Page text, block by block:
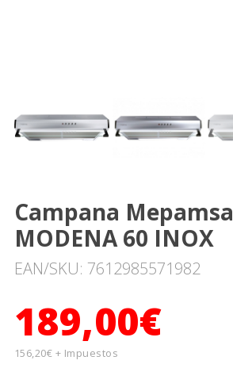
Campana Mepamsa
MODENA 60 INOX
EAN/SKU: 7612985571982
189,00€
156,20€ + Impuestos